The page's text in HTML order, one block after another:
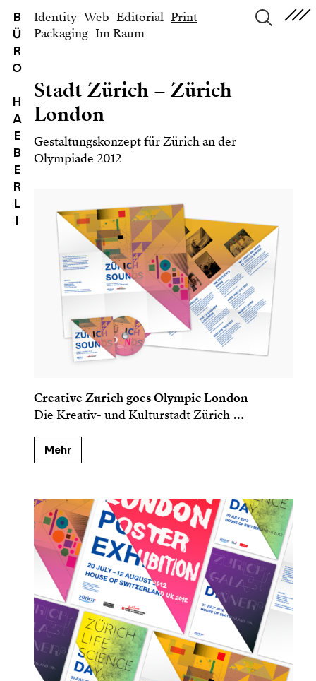
B
Ü
R
O
H
A
E
B
E
R
L
I
Identity Web Editorial Print
Packaging Im Raum
Stadt Zürich – Zürich
London
Gestaltungskonzept für Zürich an der
Olympiade 2012
Creative Zurich goes Olympic London
Die Kreativ- und Kul­turstadt Zürich …
Mehr